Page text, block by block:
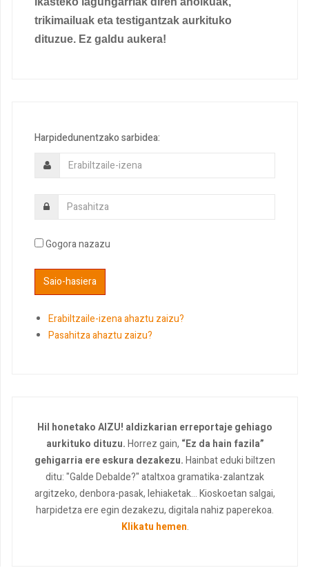
trikimailuak eta testigantzak aurkituko
dituzue. Ez galdu aukera!
Harpidedunentzako sarbidea:
Gogora nazazu
Erabiltzaile-izena ahaztu zaizu?
Pasahitza ahaztu zaizu?
Hil honetako AIZU! aldizkarian erreportaje gehiago
aurkituko dituzu.Horrez gain, “Ez da hain fazila”
gehigarria ere eskura dezakezu.Hainbat eduki biltzen
ditu: "Galde Debalde?" ataltxoa gramatika-zalantzak
argitzeko, denbora-pasak, lehiaketak... Kioskoetan salgai,
harpidetza ere egin dezakezu, digitala nahiz paperekoa.
Klikatu hemen.